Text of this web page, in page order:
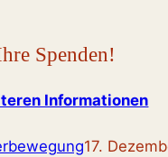
Spenden!
Informationen
17.